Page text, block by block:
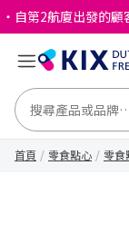
・自第2航廈出發的顧
首頁 零食點心 零食